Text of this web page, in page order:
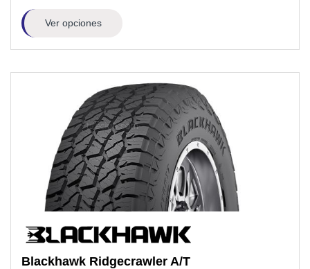
Ver opciones
Blackhawk Ridgecrawler A/T